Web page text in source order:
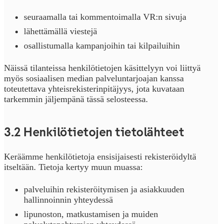
seuraamalla tai kommentoimalla VR:n sivuja
lähettämällä viestejä
osallistumalla kampanjoihin tai kilpailuihin
Näissä tilanteissa henkilötietojen käsittelyyn voi liittyä
myös sosiaalisen median palveluntarjoajan kanssa
toteutettava yhteisrekisterinpitäjyys, jota kuvataan
tarkemmin jäljempänä tässä selosteessa.
3.2 Henkilötietojen tietolähteet
Keräämme henkilötietoja ensisijaisesti rekisteröidyltä
itseltään. Tietoja kertyy muun muassa:
palveluihin rekisteröitymisen ja asiakkuuden
hallinnoinnin yhteydessä
lipunoston, matkustamisen ja muiden